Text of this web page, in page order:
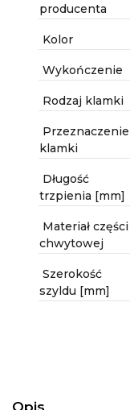
producenta
Kolor
Wykończenie
Rodzaj klamki
Przeznaczenie
klamki
Długość
trzpienia [mm]
Materiał części
chwytowej
Szerokość
szyldu [mm]